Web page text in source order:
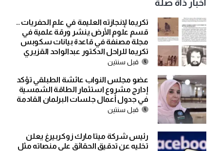
اخبار ذاة صلة
تكريما لإنجازته العليمة في علم الحفريات ..
قسم علوم الأرض ينشر ورقة علمية في
مجلة مصنفة في قاعدة بيانات سكوبس
تكريما للراحل الدكتور عبدالواحد القزيري
قبل سنتين
عضو مجلس النواب عائشة الطبلقي تؤكد
إدارج مشروع استثمار الطاقة الشمسية
في جدول أعمال جلسات البرلمان القادمة
قبل سنتين
رئيس شركة ميتا مارك زوكربيرغ يعلن
تخليه عن تدقيق الحقائق على منصاته مثل